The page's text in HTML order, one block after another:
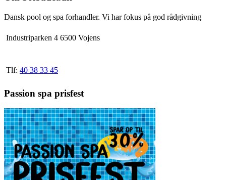
kan
vælges
på
Dansk pool og spa forhandler. Vi har fokus på god rådgivning
Industriparken 4 6500 Vojens
Tlf: 40 38 33 45
Passion spa prisfest